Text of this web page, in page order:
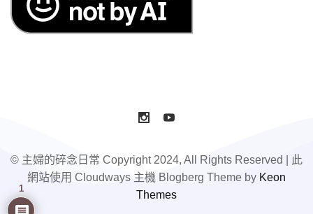
© 主婦的碎念日常 Copyright 2024, All Rights Reserved | 此
網站使用 Cloudways 主機 Blogberg Theme by Keon
Themes
1